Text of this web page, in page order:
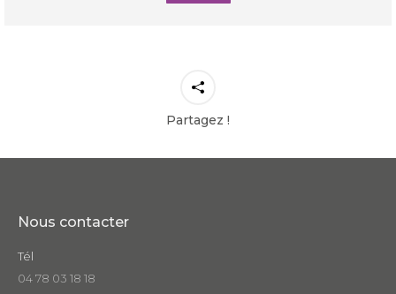
Partagez !
Nous contacter
Tél
04 78 03 18 18